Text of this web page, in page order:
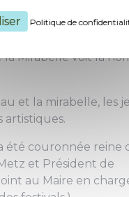
Politique de
l'amphithéâtre, a
Mirabelle voit la
et la mirabelle, les
été couronnée reine
et Président de
au Maire en